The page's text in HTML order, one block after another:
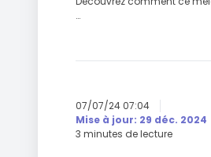
…
07/07/24 07:04
Mise à jour: 29 déc. 2024
3 minutes de lecture